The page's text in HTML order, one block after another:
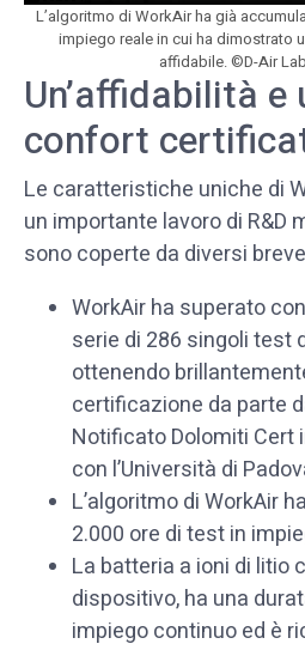
L’algoritmo di WorkAir ha già
impiego reale in cui ha dimostrato
affidabile. ©D-Air
Un’affidabilità e
confort
Le caratteristiche uniche di
un importante lavoro di R&D
sono coperte da diversi
WorkAir ha superato
serie di 286 singoli test
ottenendo
certificazione da parte
Notificato Dolomiti Cert
con l’Università di
L’algoritmo di WorkAir
2.000 ore di test in
La batteria a ioni di litio
dispositivo, ha una
impiego continuo ed è